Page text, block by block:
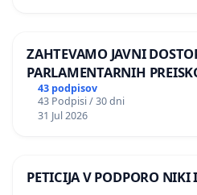
ZAHTEVAMO JAVNI
PARLAMENTARNIH
ILEGALNI TRGOVINI Z
43 podpisov
43 Podpisi / 30 dni
31 Jul 2026
PETICIJA V PODPORO